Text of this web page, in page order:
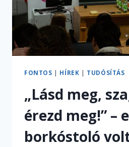
FONTOS | HÍREK | TUDÓSÍTÁS
„Lásd meg,
érezd meg!” –
borkóstoló volt